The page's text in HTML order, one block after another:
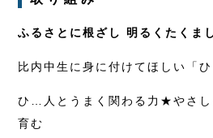
ふるさとに根ざし 明るくたくま
比内中生に身に付けてほしい「ひ
ひ…人とうまく関わる力★やさし
育む